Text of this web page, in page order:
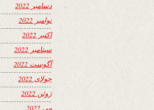
دسامبر 2022
نوامبر 2022
اکتبر 2022
سپتامبر 2022
آگوست 2022
جولای 2022
ژوئن 2022
می 2022